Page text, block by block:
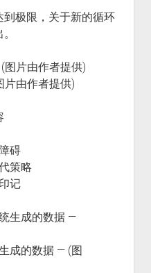
极限，关于新的循环
片由作者提供)
碍
策略
记
成的数据 — (图